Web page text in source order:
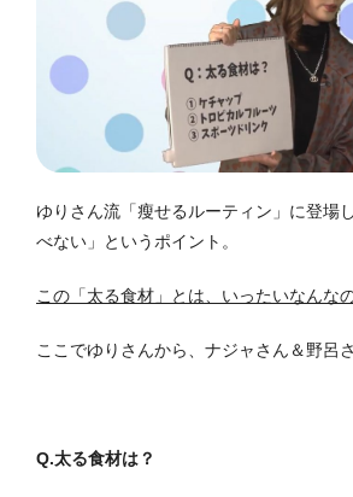
ゆりさん流「瘦せるルーティン」に登場
べない」というポイント。
この「太る食材」とは、いったいなんな
ここでゆりさんから、ナジャさん＆野呂
Q.太る食材は？